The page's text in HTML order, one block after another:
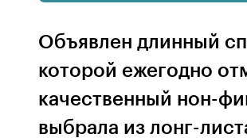
Объявлен длинный
которой ежегодно
качественный нон-
выбрала из лонг-